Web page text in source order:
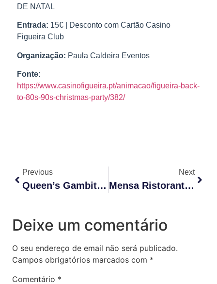
DE NATAL
Entrada: 15€ | Desconto com Cartão Casino
Figueira Club
Organização: Paula Caldeira Eventos
Fonte:
https://www.casinofigueira.pt/animacao/figueira-back-
to-80s-90s-christmas-party/382/
Previous
Queen’s Gambit + Nu Metal Generation Tribute
Next
Mensa Ristorante Italiano
Deixe um comentário
O seu endereço de email não será publicado.
Campos obrigatórios marcados com *
Comentário *